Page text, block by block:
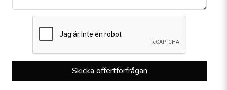
Skicka offertförfrågan